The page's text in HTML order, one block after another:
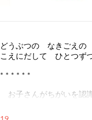
どうぶつの なきごえ
こえにだして ひとつず
* * * * * *
お子さんがちがいを認
ナを学び始めのお子さん